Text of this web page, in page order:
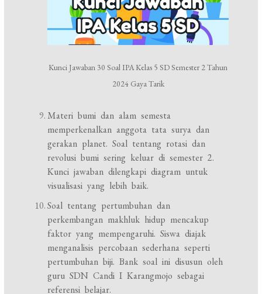
Kunci Jawaban 30 Soal IPA Kelas 5 SD Semester 2 Tahun
2024 Gaya Tarik
Materi bumi dan alam semesta
memperkenalkan anggota tata surya dan
gerakan planet. Soal tentang rotasi dan
revolusi bumi sering keluar di semester 2.
Kunci jawaban dilengkapi diagram untuk
visualisasi yang lebih baik.
Soal tentang pertumbuhan dan
perkembangan makhluk hidup mencakup
faktor yang mempengaruhi. Siswa diajak
menganalisis percobaan sederhana seperti
pertumbuhan biji. Bank soal ini disusun oleh
guru SDN Candi I Karangmojo sebagai
referensi belajar.